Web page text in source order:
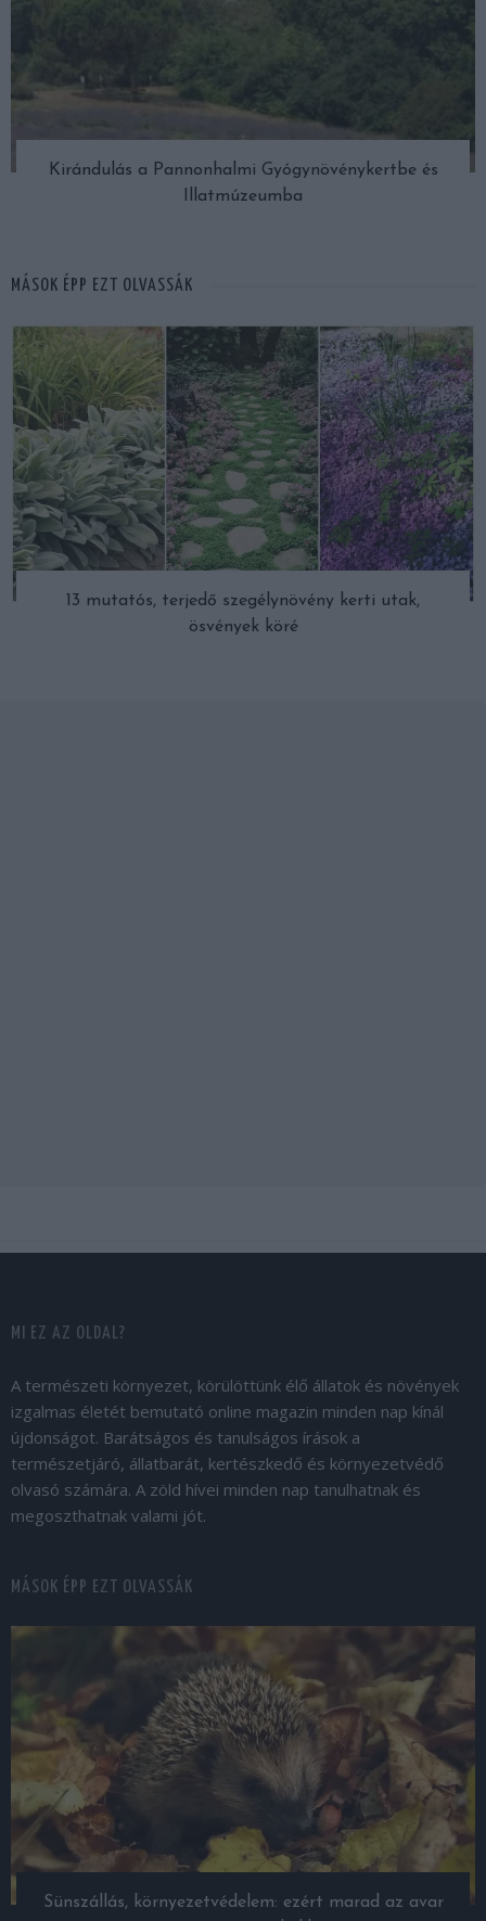
Kirándulás a Pannonhalmi Gyógynövénykertbe és
Illatmúzeumba
MÁSOK ÉPP EZT OLVASSÁK
13 mutatós, terjedő szegélynövény kerti utak,
ösvények köré
MI EZ AZ OLDAL?
A természeti környezet, körülöttünk élő állatok és növények
izgalmas életét bemutató online magazin minden nap kínál
újdonságot. Barátságos és tanulságos írások a
természetjáró, állatbarát, kertészkedő és környezetvédő
olvasó számára. A zöld hívei minden nap tanulhatnak és
megoszthatnak valami jót.
MÁSOK ÉPP EZT OLVASSÁK
Sünszállás, környezetvédelem: ezért marad az avar